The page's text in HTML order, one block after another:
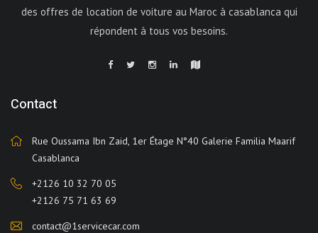
des offres de location de voiture au Maroc à casablanca qui
répondent à tous vos besoins.
Contact
Rue Oussama Ibn Zaid, 1er Étage N°40 Galerie Familia Maarif
Casablanca
+2126 10 32 70 05
+2126 75 71 63 69
contact@1servicecar.com